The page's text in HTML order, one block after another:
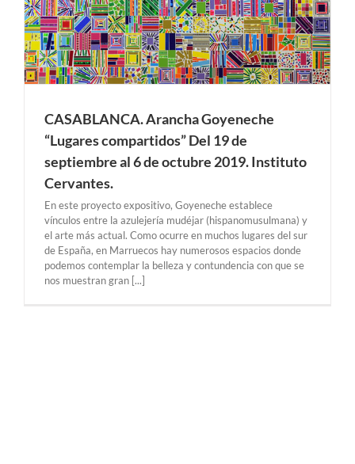
CASABLANCA. Arancha Goyeneche
“Lugares compartidos” Del 19 de
septiembre al 6 de octubre 2019. Instituto
Cervantes.
En este proyecto expositivo, Goyeneche establece
vínculos entre la azulejería mudéjar (hispanomusulmana) y
el arte más actual. Como ocurre en muchos lugares del sur
de España, en Marruecos hay numerosos espacios donde
podemos contemplar la belleza y contundencia con que se
nos muestran gran [...]